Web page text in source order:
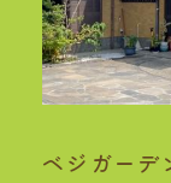
ベジガーデ